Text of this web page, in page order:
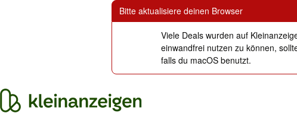
Bitte aktualisiere deinen Browser
Viele Deals wurden auf
einwandfrei nutzen zu können,
falls du macOS benutzt.